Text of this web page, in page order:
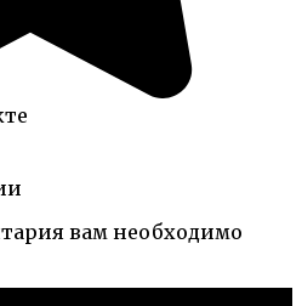
вам необходимо